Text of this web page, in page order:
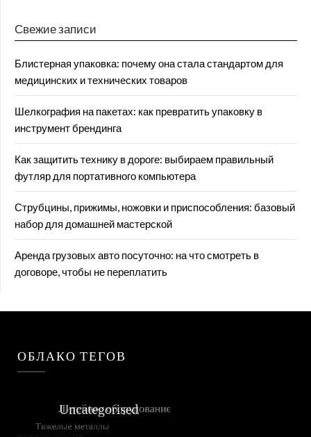
Свежие записи
Блистерная упаковка: почему она стала стандартом для
медицинских и технических товаров
Шелкография на пакетах: как превратить упаковку в
инструмент брендинга
Как защитить технику в дороге: выбираем правильный
футляр для портативного компьютера
Струбцины, прижимы, ножовки и приспособления: базовый
набор для домашней мастерской
Аренда грузовых авто посуточно: на что смотреть в
договоре, чтобы не переплатить
ОБЛАКО ТЕГОВ